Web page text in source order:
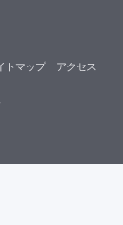
トマップ アクセス